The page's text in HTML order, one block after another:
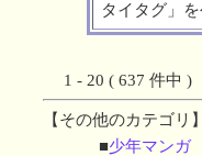
タイタグ」
1 - 20 ( 637 件中
【その他のカテゴリ】
■少年マンガ